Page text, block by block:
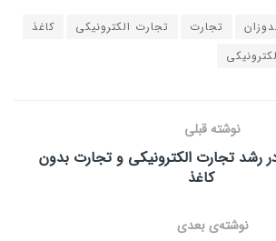
تجارت تجارت الکترونیکی
کاغذ
نوشته قبلی
رشد تجارت الکترونیکی و تجارت بدون
کاغذ
نوشته‌ی بعدی